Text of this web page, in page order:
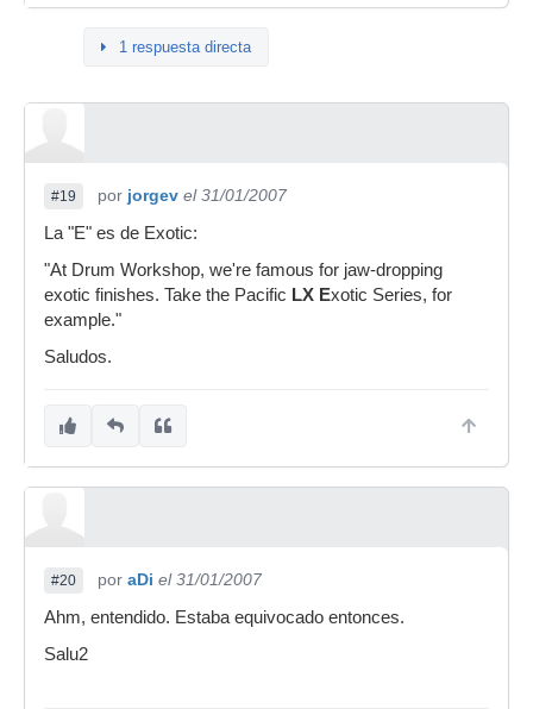
1 respuesta directa
#19 por jorgev el 31/01/2007
La "E" es de Exotic:
"At Drum Workshop, we're famous for jaw-dropping
exotic finishes. Take the Pacific LX Exotic Series, for
example."
Saludos.
#20 por aDi el 31/01/2007
Ahm, entendido. Estaba equivocado entonces.
Salu2